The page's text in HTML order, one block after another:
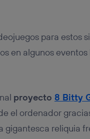
para estos
en algunos eventos
proyecto 8 Bitty
el ordenador
gigantesca reliquia